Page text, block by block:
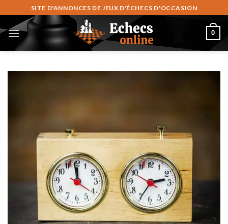
Inhalt
springen
SITE D'ANNONCES DE JEUX D'ÉCHECS D'OCCASION
0